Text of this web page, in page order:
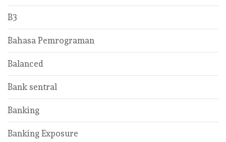
B3
Bahasa Pemrograman
Balanced
Bank sentral
Banking
Banking Exposure